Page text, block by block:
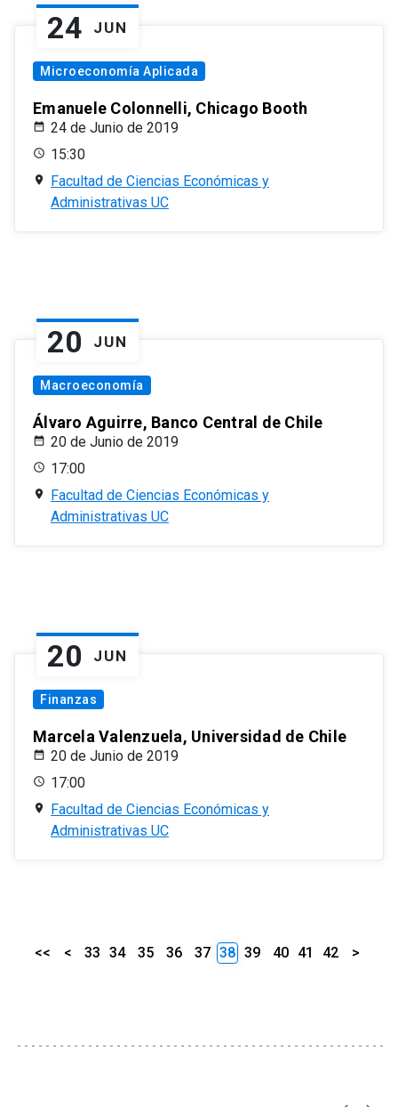
24 JUN
Microeconomía Aplicada
Emanuele Colonnelli, Chicago Booth
24 de Junio de 2019
15:30
Facultad de Ciencias Económicas y
Administrativas UC
20 JUN
Macroeconomía
Álvaro Aguirre, Banco Central de Chile
20 de Junio de 2019
17:00
Facultad de Ciencias Económicas y
Administrativas UC
20 JUN
Finanzas
Marcela Valenzuela, Universidad de Chile
20 de Junio de 2019
17:00
Facultad de Ciencias Económicas y
Administrativas UC
<< < 33 34 35 36 37 38 39 40 41 42 >